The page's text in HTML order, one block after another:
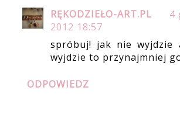
RĘKODZIEŁO-ART.PL
4
2012 18:57
spróbuj! jak nie wyjdzie
wyjdzie to przynajmniej
ODPOWIEDZ